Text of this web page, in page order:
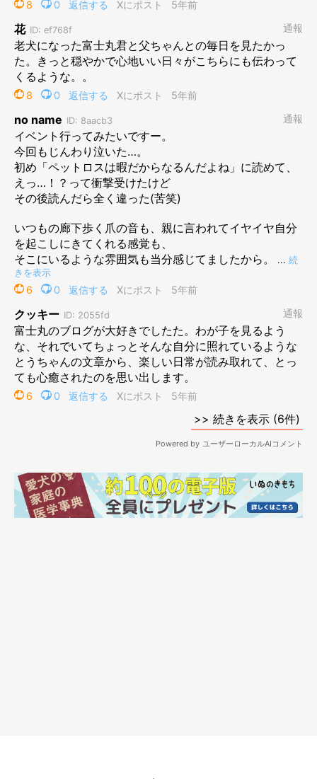
「ペットロス」状態とは
そんな人たちと話していて共通していたのは「ペットロスって、
暇なんだよね」ということだった。最初は悲しみのどん底で、半
年くらいは隠れて泣く日々が続くが、1年ほど経つと笑えるよう
になるし、周囲からは以前と同じように見えるのではないかと思
う。本人は決して忘れたわけではなく、むしろ思い出さない日は
ないのだが、あえて口に出すこともなく、表面上は普通に振る舞
えるようになる。